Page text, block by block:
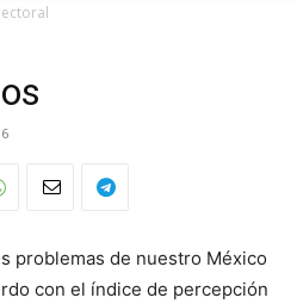
problemas de nuestro México
con el índice de percepción